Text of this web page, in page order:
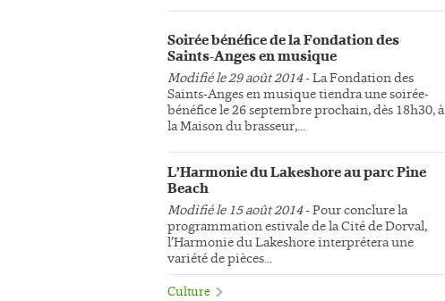
Soirée bénéfice de la Fondation des
Saints-Anges en musique
Modifié le 29 août 2014- La Fondation des
Saints-Anges en musique tiendra une soirée-
bénéfice le 26 septembre prochain, dès 18h30, à
la Maison du brasseur,...
L’Harmonie du Lakeshore au parc Pine
Beach
Modifié le 15 août 2014- Pour conclure la
programmation estivale de la Cité de Dorval,
l’Harmonie du Lakeshore interprétera une
variété de pièces...
Culture